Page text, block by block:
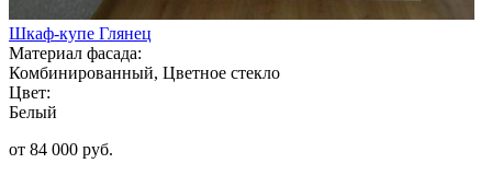
Шкаф-купе Глянец
Материал фасада:
Комбинированный, Цветное стекло
Цвет:
Белый
от 84 000 руб.